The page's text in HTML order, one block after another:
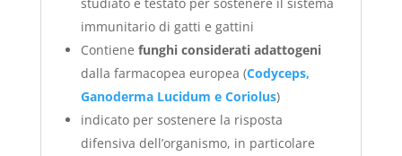
immunitario di gatti e gattini
Contiene funghi considerati adattogeni
dalla farmacopea europea (Codyceps,
Ganoderma Lucidum e Coriolus)
indicato per sostenere la risposta
difensiva dell’organismo, in particolare